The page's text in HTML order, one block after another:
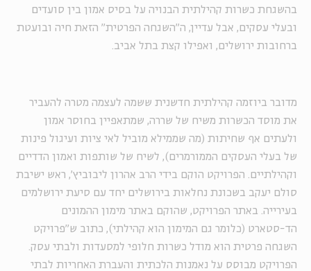
בהשגחת כשרות קהילתית הבנויה על בסיס אמון בין סועדים
ובעלי עסקים, אבל עדיין, ה"השגחה הפרטית" הזאת חיה ובועטת
ברחובות ירושלים, ואפילו קצת בתל אביב.
מדובר ביוזמה קהילתית חדשנית ששמה לעצמה מטרה להעביר
את מוסד הכשרות משיח של שררה, שמתאפיין בחוסר אמון
ולעתים אף שחיתות (מה שממילא מוביל לאי ציות ועיגול פינות
של בעלי העסקים הממורמרים), לשיח של שותפות ואמון הדדיים
וקהילתיים. הפרויקט הוקם בידי הרב אהרון ליבוביץ', ראש ישיבת
סולם יעקב בשכונת נחלאות בירושלים יחד עם סיעת ירושלמים
בעירייה
באתר הפרויקט, שהוקם באתר מימון ההמונים
הד-סטארט (כלומר גם המימון הוא קהילתי), כתוב ש"פרויקט
השגחה פרטית הוא מודל כשרות חלופי למסעדות ולבתי עסק
הפרויקט מבוסס על נאמנות הלכתית והעברת האחריות לבתי